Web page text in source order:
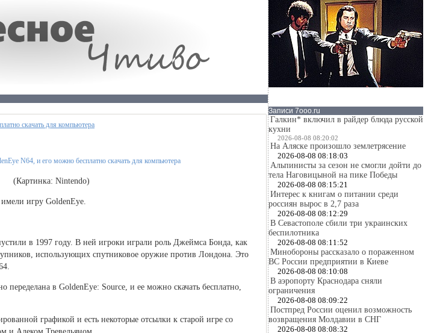
скачать для компьютера
(Картинка: Nintendo)
игру GoldenEye.
в 1997 году. В ней игроки играли роль Джеймса Бонда, как
использующих спутниковое оружие против Лондона. Это
переделана в GoldenEye: Source, и ее можно скачать бесплатно,
графикой и есть некоторые отсылки к старой игре со
Записи 7ooo.ru
Галкин* включил в райдер блюда русской
кухни
2026-08-08 08:20:02
На Аляске произошло землетрясение
2026-08-08 08:18:03
Альпинисты за сезон не смогли дойти до
тела Наговицыной на пике Победы
2026-08-08 08:15:21
Интерес к книгам о питании среди
россиян вырос в 2,7 раза
2026-08-08 08:12:29
В Севастополе сбили три украинских
беспилотника
2026-08-08 08:11:52
Минобороны рассказало о пораженном
ВС России предприятии в Киеве
2026-08-08 08:10:08
В аэропорту Краснодара сняли
ограничения
2026-08-08 08:09:22
Постпред России оценил возможность
возвращения Молдавии в СНГ
2026-08-08 08:08:32